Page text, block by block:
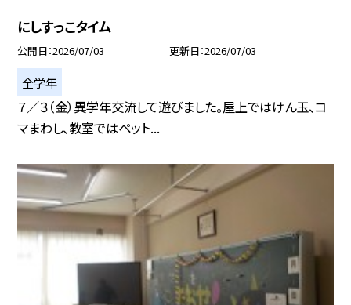
にしすっこタイム
公開日 2026/07/03 更新日 2026/07/03
全学年
７／３（金）異学年交流して遊びました。屋上ではけん玉、コ
マまわし、教室ではペット...